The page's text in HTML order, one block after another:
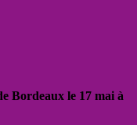
Bordeaux le 17 mai à